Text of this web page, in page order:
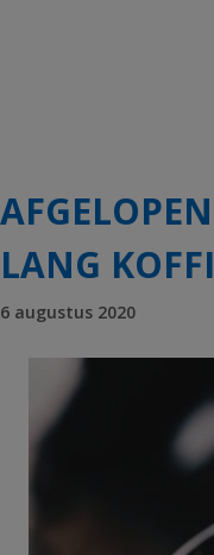
LANG
6 augustus 2020